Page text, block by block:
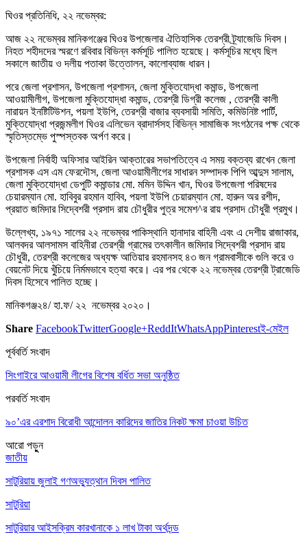
ঘিওর প্রতিনিধি, ২২ নভেম্বর:
আজ ২২ নভেম্বর মানিকগঞ্জের ঘিওর ‍উপজেলার ঐতিহাসিক তেরশ্রী ট্র্যাজেডি দিবস।
নিহত শহীদদের স্মরণে রবিবার বিভিন্ন কর্মসূচি পালিত হয়েছে। কর্মসূচির মধ্যে ছিল
সকালে জাতীয় ও দলীয় পতাকা উত্তোলন, কালোব্যাজ ধারন।
পরে জেলা প্রশাসন, উপজেলা প্রশাসন, জেলা মুক্তিযোদ্ধা কমান্ড, উপজেলা
আওয়ামীলীগ, উপজেলা মুক্তিযোদ্ধা কমান্ড, তেরশ্রী ডিগ্রী কলেজ , তেরশ্রী কালী
নারায়ন ইনষ্টিটিউশন, পয়লা ইউপি, তেরশ্রী বাজার ব্যবসায়ী সমিতি, কমিউনিষ্ট পার্টি,
মুক্তিযোদ্ধা প্রজন্মলীগ ঘিওর এলিভেন ব্রাদার্সসহ বিভিন্ন সামাজিক সংগঠনের পক্ষ থেকে
স্মৃতিস্তম্ভে পুস্পস্তবক অর্পণ করে।
উপজেলা নির্বাহী অফিসার আইরিন আক্তারের সভাপতিত্বে এ সময় বক্তব্য রাখেন জেলা
প্রশাসক এস এম ফেরদৌস, জেলা আওয়ামীলীগের সাধারন সম্পাদক পিপি আব্দুস সালাম,
জেলা মুক্তিযোদ্ধা ডেপুটি কমান্ডার মো. মমিন উদ্দিন খান, ঘিওর উপজেলা পরিষদের
চেয়ারম্যান মো. হাবিবুর রহমান হাবিব, পয়লা ইউপি চেয়ারম্যান মো. হারুন অর রশীদ,
প্রয়াত জমিদার সিদ্বেশরী প্রসাদ রায় চৌধুরীর পুত্র সমেশ^র রায় প্রসাদ চৌধুরী প্রমুখ।
উল্লেখ্য, ১৯৭১ সালের ২২ নভেম্বর পাকিস্থানি হানাদার বাহিনী এবং এ দেশীয় রাজাকার,
আলবদর আলসামস বাহিনীরা তেরশ্রী গ্রামের তৎকালীন জমিদার সিদ্বেশরী প্রসাদ রায়
চৌধুরী, তেরশ্রী কলেজের অধ্যক্ষ আতিয়ার রহমানসহ ৪৩ জন গ্রামবাসীকে গুলি করে ও
বেয়নেট দিয়ে খুঁচিয়ে নির্মমভাবে হত্যা করে। এর পর থেকে ২২ নভেম্বর তেরশ্রী ট্রাজেডি
দিবস হিসেবে পালিত হচ্ছে।
মানিকগঞ্জ২৪/ হা.ফ/ ২২ নভেম্বর ২০২০।
Share FacebookTwitterGoogle+ReddItWhatsAppPinterestই-মেইল
পূর্ববর্তি সংবাদ
সিংগাইরে আওয়ামী লীগের বিশেষ বর্ধিত সভা অনুষ্ঠিত
পরবর্তি সংবাদ
৯০’এর এরশাদ বিরোধী আন্দোলন কারিদের জাতির নিকট ক্ষমা চাওয়া উচিত
আরো পড়ুুন
জাতীয়
সাটুরিয়ায় জুলাই গণঅভ্যুত্থান দিবস পালিত
সাটুরিয়া
সাটুরিয়ার আইসক্রিম কারখানাকে ১ লাখ টাকা অর্থদন্ড